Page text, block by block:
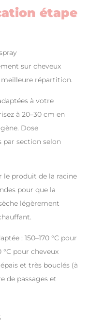
étape
sur cheveux
répartition.
à votre
à 20–30 cm en
Dose
par section selon
le produit de la racine
pour que la
légèrement
: 150–170 °C pour
°C pour cheveux
et très bouclés (à
de passages et